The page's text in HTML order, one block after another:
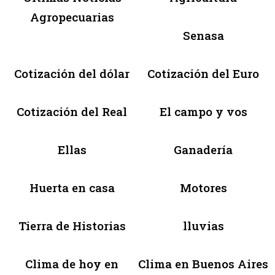
Agropecuarias
Senasa
Cotización del dólar Cotización del Euro
Cotización del Real El campo y vos
Ellas Ganadería
Huerta en casa Motores
Tierra de Historias lluvias
Clima de hoy en
Clima en Buenos Aires